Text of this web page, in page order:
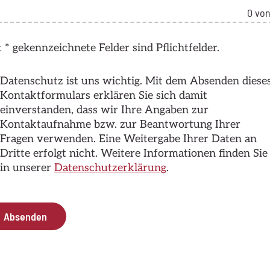
0
* gekennzeichnete Felder sind Pflichtfelder.
Datenschutz ist uns wichtig. Mit dem Absenden
Kontaktformulars erklären Sie sich damit
einverstanden, dass wir Ihre Angaben zur
Kontaktaufnahme bzw. zur Beantwortung Ihrer
Fragen verwenden. Eine Weitergabe Ihrer Daten an
Dritte erfolgt nicht. Weitere Informationen finden Sie
in unserer Datenschutzerklärung.